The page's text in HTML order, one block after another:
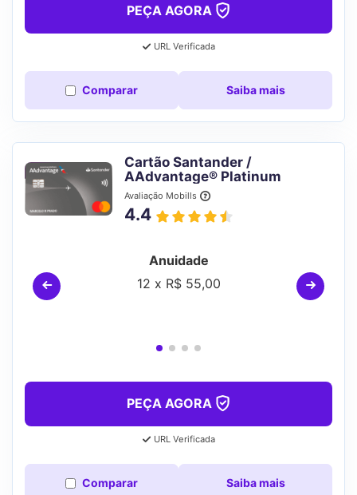
PEÇA AGORA
URL Verificada
Comparar Saiba mais
Cartão Santander /
AAdvantage® Platinum
Avaliação Mobills
4.4
Anuidade
12 x R$ 55,00
PEÇA AGORA
URL Verificada
Comparar Saiba mais